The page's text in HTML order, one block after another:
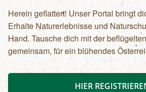
Herein geflattert! Unser Portal bringt
Erhalte Naturerlebnisse und
Hand. Tausche dich mit der
gemeinsam, für ein blühendes
HIER